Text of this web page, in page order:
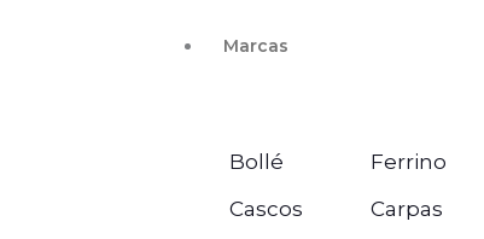
Marcas
Bollé
Cascos
Ferrino
Carpas